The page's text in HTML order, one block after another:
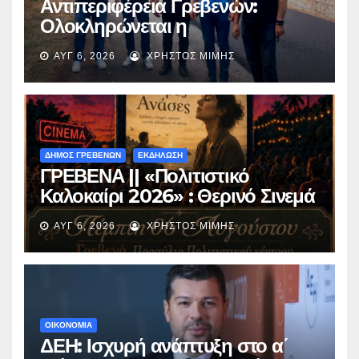
Αντιπεριφέρεια Γρεβενών:
Ολοκληρώνεται η
ασφαλτόστρωση της οδού
Περιβόλι – Αβδέλλα
ΑΥΓ 6, 2026 ΧΡΉΣΤΟΣ ΜΊΜΗΣ
ΔΗΜΟΣ ΓΡΕΒΕΝΩΝ ΕΚΔΗΛΩΣΗ
ΓΡΕΒΕΝΑ || «Πολιτιστικό
Καλοκαίρι 2026» : Θερινό Σινεμά
με την βραβευμένη ταινία
«Μικρές Ανάσες».
ΑΥΓ 6, 2026 ΧΡΉΣΤΟΣ ΜΊΜΗΣ
ΟΙΚΟΝΟΜΙΑ
ΔΕΗ: Ισχυρή ανάπτυξη στο α΄